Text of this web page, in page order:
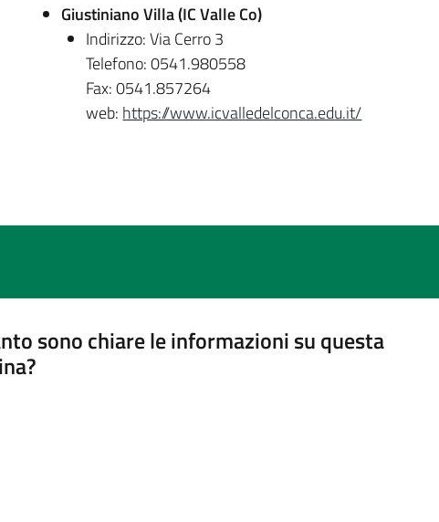
Giustiniano Villa (IC Valle Co)
Indirizzo: Via Cerro 3
Telefono: 0541.980558
Fax: 0541.857264
web: https://www.icvalledelconca.edu.it/
sono chiare le informazioni su questa
5 stelle su 5
4 stelle su 5
3 stelle su 5
2 stelle su 5